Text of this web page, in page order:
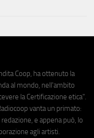
Coop, ha ottenuto la
al mondo, nell'ambito
la Certificazione etica".
vanta un primato:
e appena può, lo
agli artisti.